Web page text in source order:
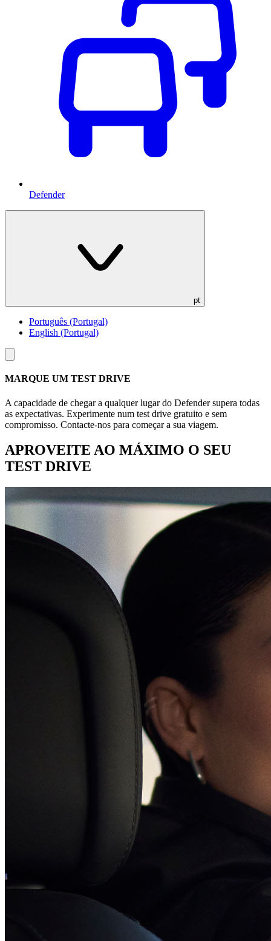
Defender
pt
Português (Portugal)
English (Portugal)
Toggle
MARQUE UM TEST DRIVE
A capacidade de chegar a qualquer lugar do Defender supera todas
as expectativas. Experimente num test drive gratuito e sem
compromisso. Contacte-nos para começar a sua viagem.
APROVEITE AO MÁXIMO O SEU
TEST DRIVE